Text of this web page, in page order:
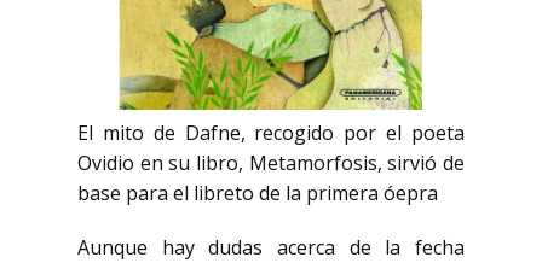
El mito de Dafne, recogido por el poeta
Ovidio en su libro, Metamorfosis, sirvió de
base para el libreto de la primera óepra
Aunque hay dudas acerca de la fecha